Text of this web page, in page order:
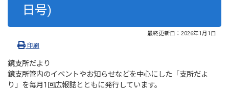
日号)
最終更新日： 2026年1月1日
印刷
鏡支所だより
鏡支所管内のイベントやお知らせなどを中心にした「支所だよ
り」を毎月1回広報誌とともに発行しています。